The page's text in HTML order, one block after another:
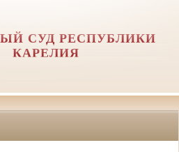
СУД РЕСПУБЛИКИ
КАРЕЛИЯ